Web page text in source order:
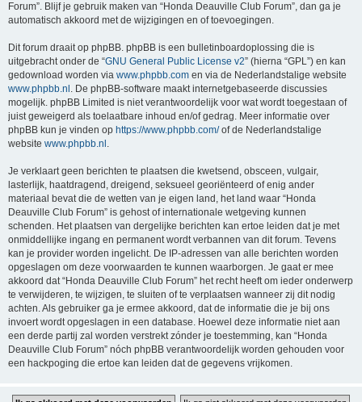
Forum”. Blijf je gebruik maken van “Honda Deauville Club Forum”, dan ga je
automatisch akkoord met de wijzigingen en of toevoegingen.
Dit forum draait op phpBB. phpBB is een bulletinboardoplossing die is
uitgebracht onder de “GNU General Public License v2” (hierna “GPL”) en kan
gedownload worden via www.phpbb.com en via de Nederlandstalige website
www.phpbb.nl . De phpBB-software maakt internetgebaseerde discussies
mogelijk. phpBB Limited is niet verantwoordelijk voor wat wordt toegestaan of
juist geweigerd als toelaatbare inhoud en/of gedrag. Meer informatie over
phpBB kun je vinden op https://www.phpbb.com/of de Nederlandstalige
website www.phpbb.nl .
Je verklaart geen berichten te plaatsen die kwetsend, obsceen, vulgair,
lasterlijk, haatdragend, dreigend, seksueel georiënteerd of enig ander
materiaal bevat die de wetten van je eigen land, het land waar “Honda
Deauville Club Forum” is gehost of internationale wetgeving kunnen
schenden. Het plaatsen van dergelijke berichten kan ertoe leiden dat je met
onmiddellijke ingang en permanent wordt verbannen van dit forum. Tevens
kan je provider worden ingelicht. De IP-adressen van alle berichten worden
opgeslagen om deze voorwaarden te kunnen waarborgen. Je gaat er mee
akkoord dat “Honda Deauville Club Forum” het recht heeft om ieder onderwerp
te verwijderen, te wijzigen, te sluiten of te verplaatsen wanneer zij dit nodig
achten. Als gebruiker ga je ermee akkoord, dat de informatie die je bij ons
invoert wordt opgeslagen in een database. Hoewel deze informatie niet aan
een derde partij zal worden verstrekt zónder je toestemming, kan “Honda
Deauville Club Forum” nóch phpBB verantwoordelijk worden gehouden voor
een hackpoging die ertoe kan leiden dat de gegevens vrijkomen.